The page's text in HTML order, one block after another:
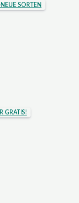
NEUE SORTEN
GRATIS!